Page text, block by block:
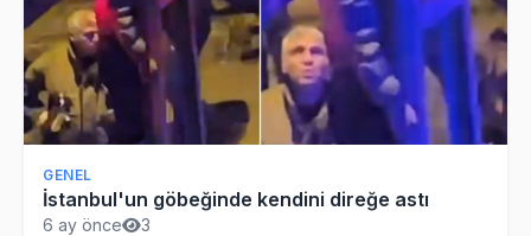
GENEL
İstanbul'un göbeğinde kendini direğe astı
6 ay önce 3